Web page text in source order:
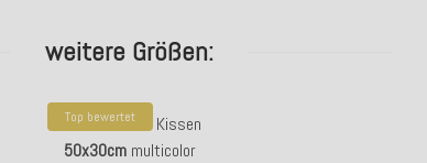
weitere Größen:
Top bewertet
H.O.C.K. Kerem Kissen
50x30cmmulticolor